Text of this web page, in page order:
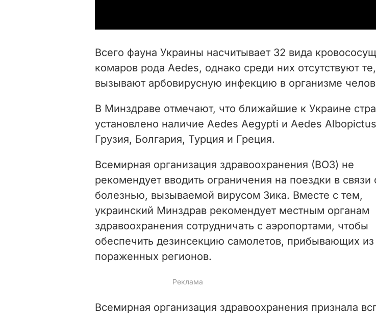
i
d
e
o
Всего фауна Украины насчитывает 32 вида
комаров рода Aedes, однако среди них отсутствуют
вызывают арбовирусную инфекцию в организме
В Минздраве отмечают, что ближайшие к Украине
установлено наличие Aedes Aegypti и Aedes
Грузия, Болгария, Турция и Греция.
Всемирная организация здравоохранения (ВОЗ) не
рекомендует вводить ограничения на поездки в связи
болезнью, вызываемой вирусом Зика. Вместе с тем,
украинский Минздрав рекомендует местным органам
здравоохранения сотрудничать с аэропортами, чтобы
обеспечить дезинсекцию самолетов, прибывающих из
пораженных регионов.
Всемирная организация здравоохранения признала